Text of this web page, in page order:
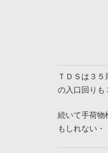
ＴＤＳは３
の入口回りも
続いて手荷物
もしれない・